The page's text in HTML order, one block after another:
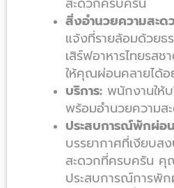
สิ่งอำนวยความสะด
แจ้งที่รายล้อมด้วยธ
เสิร์ฟอาหารไทยรส
ให้คุณผ่อนคลายได้อ
บริการ:พนักงานให้บ
พร้อมอำนวยความส
ประสบการณ์พักผ่
บรรยากาศที่เงียบส
สะดวกที่ครบครัน คุ
ประสบการณ์การพั